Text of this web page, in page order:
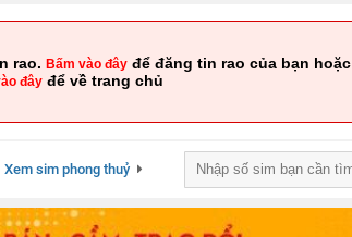
rao. Bấm vào đâyđể đăng tin rao của bạn hoặc
đây để về trang chủ
Xem sim phong thuỷ